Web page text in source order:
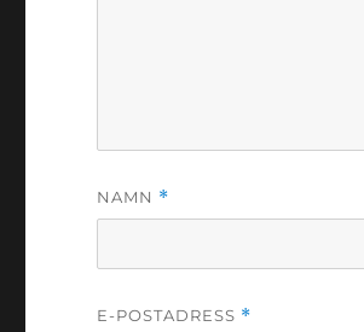
NAMN *
E-POSTADRESS *